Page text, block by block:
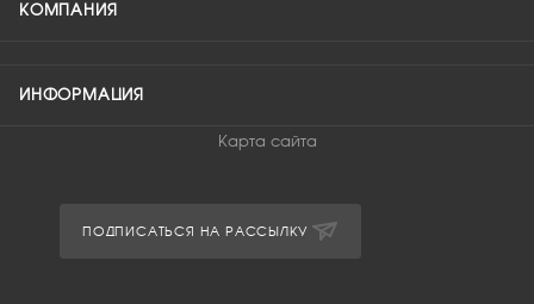
КОМПАНИЯ
ИНФОРМАЦИЯ
Карта сайта
ПОДПИСАТЬСЯ НА РАССЫЛКУ